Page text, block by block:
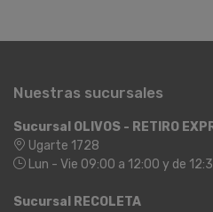
Nuestras sucursales
Sucursal OLIVOS - RETIRO
Ugarte 1728
Lun - Vie 09:00 a 12:00 y de
Sucursal RECOLETA